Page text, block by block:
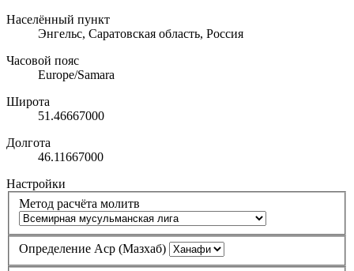
Населённый пункт
Энгельс, Саратовская область, Россия
Часовой пояс
Europe/Samara
Широта
51.46667000
Долгота
46.11667000
Настройки
Метод расчёта молитв
Определение Аср (Мазхаб)